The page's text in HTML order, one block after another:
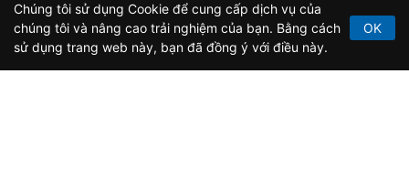
Giấy phép hoạt động báo chí điện tử số 64/GP-BTTTT do Bộ
Thông tin và Truyền thông cấp ngày 21/2/2020.
Chúng tôi sử dụng Cookie để cung cấp dịch vụ của
chúng tôi và nâng cao trải nghiệm của bạn. Bằng cách
sử dụng trang web này, bạn đã đồng ý với điều này.
OK